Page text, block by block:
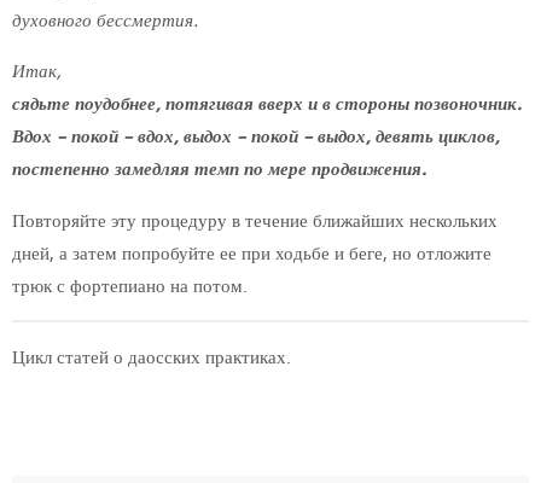
духовного бессмертия.
Итак,
сядьте поудобнее, потягивая вверх и в стороны позвоночник.
Вдох – покой – вдох, выдох – покой – выдох, девять циклов,
постепенно замедляя темп по мере продвижения.
Повторяйте эту процедуру в течение ближайших нескольких
дней, а затем попробуйте ее при ходьбе и беге, но отложите
трюк с фортепиано на потом.
Цикл статей о даосских практиках.